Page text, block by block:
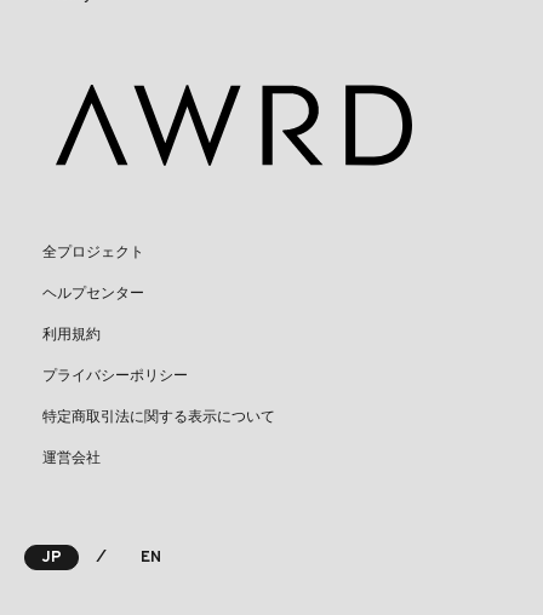
全プロジェクト
ヘルプセンター
利用規約
プライバシーポリシー
特定商取引法に関する表示について
運営会社
JP ⁄ EN